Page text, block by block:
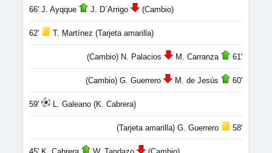
66' J. Ayqque J. D´Arrigo (Cambio)
62' T. Martínez (Tarjeta amarilla)
(Cambio) N. Palacios M. Carranza 61'
(Cambio) G. Guerrero M. de Jesús 60'
59' L. Galeano (K. Cabrera)
(Tarjeta amarilla) G. Guerrero 58'